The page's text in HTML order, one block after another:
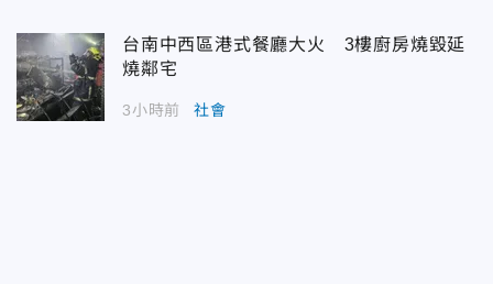
台南中西區港式餐廳大火 3樓廚房燒毀延
燒鄰宅
3小時前 社會